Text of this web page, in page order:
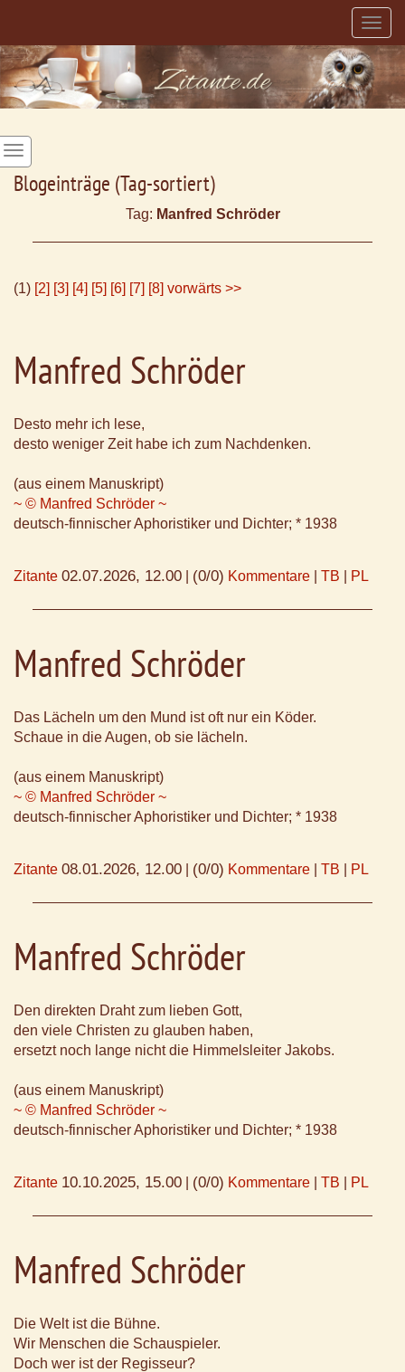
Blogeinträge (Tag-sortiert)
Tag: Manfred Schröder
(1) [2] [3] [4] [5] [6] [7] [8] vorwärts >>
Manfred Schröder
Desto mehr ich lese,
desto weniger Zeit habe ich zum Nachdenken.
(aus einem Manuskript)
~ © Manfred Schröder ~
deutsch-finnischer Aphoristiker und Dichter; * 1938
Zitante 02.07.2026, 12.00 (0/0) Kommentare TB PL
Manfred Schröder
Das Lächeln um den Mund ist oft nur ein Köder.
Schaue in die Augen, ob sie lächeln.
(aus einem Manuskript)
~ © Manfred Schröder ~
deutsch-finnischer Aphoristiker und Dichter; * 1938
Zitante 08.01.2026, 12.00 (0/0) Kommentare TB PL
Manfred Schröder
Den direkten Draht zum lieben Gott,
den viele Christen zu glauben haben,
ersetzt noch lange nicht die Himmelsleiter Jakobs.
(aus einem Manuskript)
~ © Manfred Schröder ~
deutsch-finnischer Aphoristiker und Dichter; * 1938
Zitante 10.10.2025, 15.00 (0/0) Kommentare TB PL
Manfred Schröder
Die Welt ist die Bühne.
Wir Menschen die Schauspieler.
Doch wer ist der Regisseur?